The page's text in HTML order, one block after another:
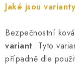
Jaké jsou
Bezpečnostní
variant. Tyto
případně dle